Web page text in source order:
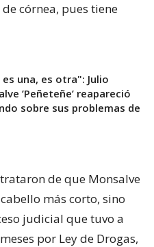
córnea, pues tiene
es una, es otra": Julio
’Peñeteñe’ reapareció
sobre sus problemas de
de que Monsalve
más corto, sino
judicial que tuvo a
por Ley de Drogas,